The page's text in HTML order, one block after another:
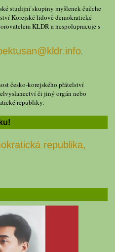
studijní skupiny myšlenek čučche
Korejské lidově demokratické
KLDR a nespolupracuje s
.
česko-korejského přátelství
či jiný orgán nebo
republiky.
republika,